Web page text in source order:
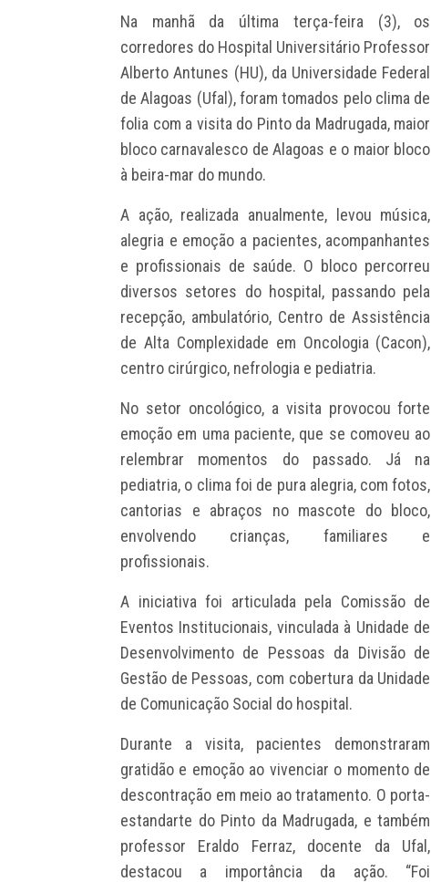
Na manhã da última terça-feira (3), os
corredores do Hospital Universitário Professor
Alberto Antunes (HU), da Universidade Federal
de Alagoas (Ufal), foram tomados pelo clima de
folia com a visita do Pinto da Madrugada, maior
bloco carnavalesco de Alagoas e o maior bloco
à beira-mar do mundo.
A ação, realizada anualmente, levou música,
alegria e emoção a pacientes, acompanhantes
e profissionais de saúde. O bloco percorreu
diversos setores do hospital, passando pela
recepção, ambulatório, Centro de Assistência
de Alta Complexidade em Oncologia (Cacon),
centro cirúrgico, nefrologia e pediatria.
No setor oncológico, a visita provocou forte
emoção em uma paciente, que se comoveu ao
relembrar momentos do passado. Já na
pediatria, o clima foi de pura alegria, com fotos,
cantorias e abraços no mascote do bloco,
envolvendo crianças, familiares e
profissionais.
A iniciativa foi articulada pela Comissão de
Eventos Institucionais, vinculada à Unidade de
Desenvolvimento de Pessoas da Divisão de
Gestão de Pessoas, com cobertura da Unidade
de Comunicação Social do hospital.
Durante a visita, pacientes demonstraram
gratidão e emoção ao vivenciar o momento de
descontração em meio ao tratamento. O porta-
estandarte do Pinto da Madrugada, e também
professor Eraldo Ferraz, docente da Ufal,
destacou a importância da ação. “Foi